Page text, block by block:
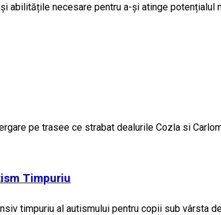
necesare pentru a-și atinge potențialul
pe trasee ce strabat dealurile Cozla si
Timpuriu
timpuriu al autismului pentru copii sub vârsta